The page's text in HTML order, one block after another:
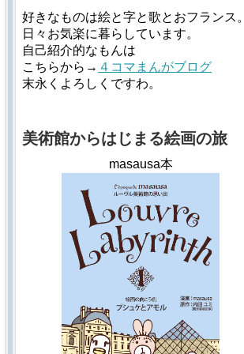
好きなものは絵と字と歌とおフランス。
日々お気楽に暮らしています。
自己紹介的なもんは
こちらから→ ４コマまんがブログ
末永くよろしくですわ。
美術館からはじまる絵画の旅
masausa本